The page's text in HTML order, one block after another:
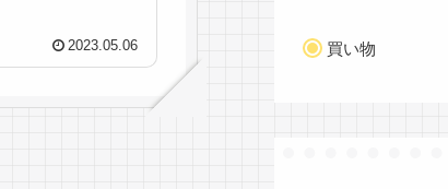
2023.05.06 買い物